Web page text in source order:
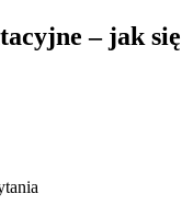
– jak się